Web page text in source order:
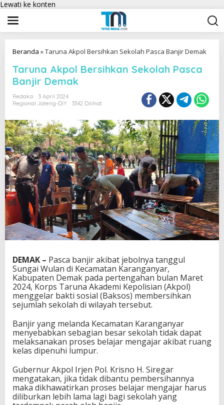
Lewati ke konten
Beranda »Taruna Akpol Bersihkan Sekolah Pasca Banjir Demak
Taruna Akpol Bersihkan Sekolah Pasca
Banjir Demak
Redaksi
3 April 2024
Regional Jateng-DIY
3342 Dilihat
DEMAK – Pasca banjir akibat jebolnya tanggul
Sungai Wulan di Kecamatan Karanganyar,
Kabupaten Demak pada pertengahan bulan Maret
2024, Korps Taruna Akademi Kepolisian (Akpol)
menggelar bakti sosial (Baksos) membersihkan
sejumlah sekolah di wilayah tersebut.
Banjir yang melanda Kecamatan Karanganyar
menyebabkan sebagian besar sekolah tidak dapat
melaksanakan proses belajar mengajar akibat ruang
kelas dipenuhi lumpur.
Gubernur Akpol Irjen Pol. Krisno H. Siregar
mengatakan, jika tidak dibantu pembersihannya
maka dikhawatirkan proses belajar mengajar harus
diliburkan lebih lama lagi bagi sekolah yang